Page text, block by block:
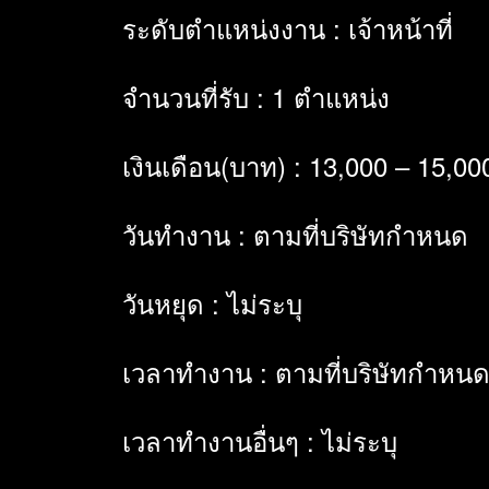
ระดับตำแหน่งงาน : เจ้าหน้าที่
จำนวนที่รับ : 1 ตำแหน่ง
เงินเดือน(บาท) : 13,000 –
วันทำงาน : ตามที่บริษัทกำหนด
วันหยุด : ไม่ระบุ
เวลาทำงาน : ตามที่บริษัทกำหนด
เวลาทำงานอื่นๆ : ไม่ระบุ